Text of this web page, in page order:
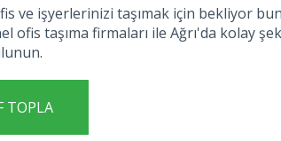
ve işyerlerinizi taşımak için bekliyor
taşıma firmaları ile Ağrı'da kolay
TOPLA